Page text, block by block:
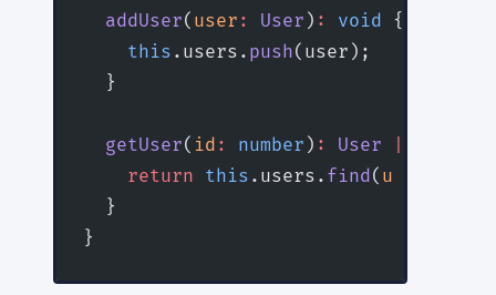
  addUser
( user : User ) : void {
    this
.users. push(user);
  }
  getUser
( id : number ) : User
    return
this .users. find( u
  }
}